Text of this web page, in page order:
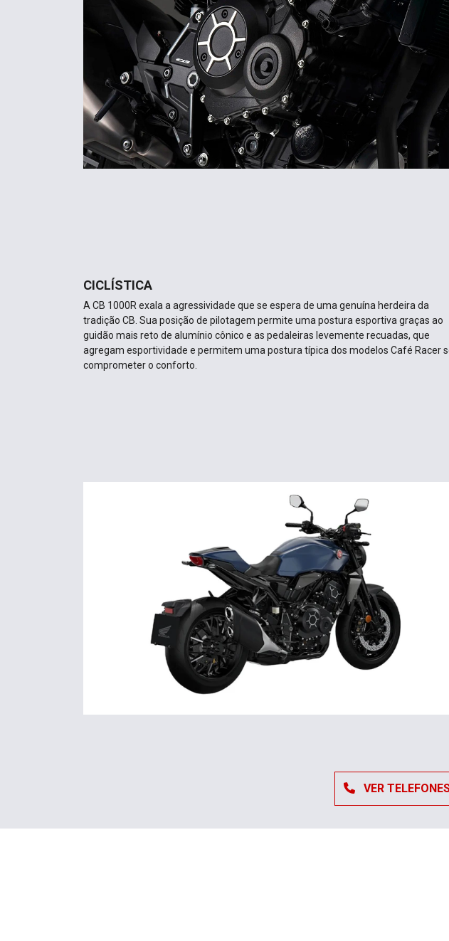
CICLÍSTICA
A CB 1000R exala a agressividade que se espera de uma genuína herdeira da
tradição CB. Sua posição de pilotagem permite uma postura esportiva graças ao
guidão mais reto de alumínio cônico e as pedaleiras levemente recuadas, que
agregam esportividade e permitem uma postura típica dos modelos Café Racer
comprometer o conforto.
VER